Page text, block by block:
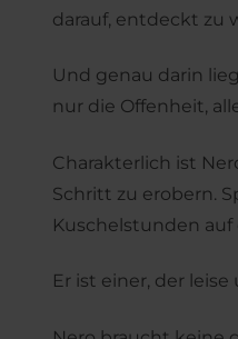
darauf, entdeckt zu
Und genau darin
nur die Offenheit,
Charakterlich ist
Schritt zu erobern.
Kuschelstunden auf
Er ist einer, der